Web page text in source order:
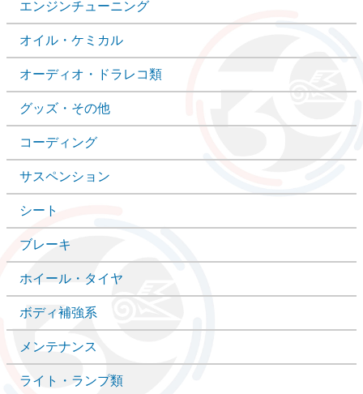
エンジンチューニング
オイル・ケミカル
オーディオ・ドラレコ類
グッズ・その他
コーディング
サスペンション
シート
ブレーキ
ホイール・タイヤ
ボディ補強系
メンテナンス
ライト・ランプ類